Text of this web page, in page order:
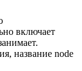
включает
название node